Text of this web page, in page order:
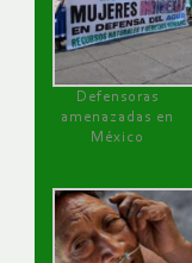
Defensoras
amenazadas en
México